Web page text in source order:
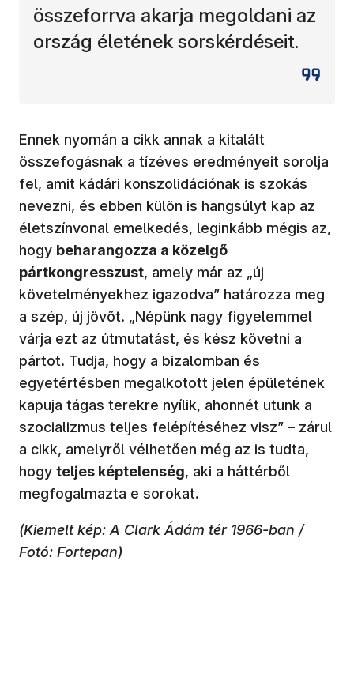
összeforrva akarja megoldani az
ország életének sorskérdéseit.
Ennek nyomán a cikk annak a kitalált
összefogásnak a tízéves eredményeit sorolja
fel, amit kádári konszolidációnak is szokás
nevezni, és ebben külön is hangsúlyt kap az
életszínvonal emelkedés, leginkább mégis az,
hogy beharangozza a közelgő
pártkongresszust, amely már az „új
követelményekhez igazodva” határozza meg
a szép, új jövőt. „Népünk nagy figyelemmel
várja ezt az útmutatást, és kész követni a
pártot. Tudja, hogy a bizalomban és
egyetértésben megalkotott jelen épületének
kapuja tágas terekre nyílik, ahonnét utunk a
szocializmus teljes felépítéséhez visz” – zárul
a cikk, amelyről vélhetően még az is tudta,
hogy teljes képtelenség, aki a háttérből
megfogalmazta e sorokat.
(Kiemelt kép: A Clark Ádám tér 1966-ban /
Fotó: Fortepan)